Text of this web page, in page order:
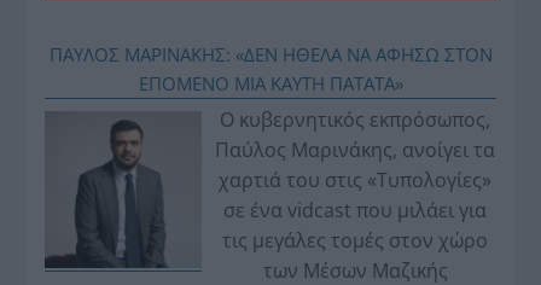
ΠΑΥΛΟΣ ΜΑΡΙΝΑΚΗΣ: «ΔΕΝ ΗΘΕΛΑ ΝΑ ΑΦΗΣΩ ΣΤΟΝ
ΕΠΟΜΕΝΟ ΜΙΑ ΚΑΥΤΗ ΠΑΤΑΤΑ»
Ο κυβερνητικός εκπρόσωπος,
Παύλος Μαρινάκης, ανοίγει τα
χαρτιά του στις «Τυπολογίες»
σε ένα vidcast που μιλάει για
τις μεγάλες τομές στον χώρο
των Μέσων Μαζικής